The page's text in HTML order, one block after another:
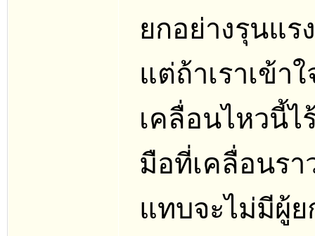
ยกอย่างรุนแรง
แต่ถ้าเราเข้า
เคลื่อนไหวนี้ไ
มือที่เคลื่อนร
แทบจะไม่มีผู้ย